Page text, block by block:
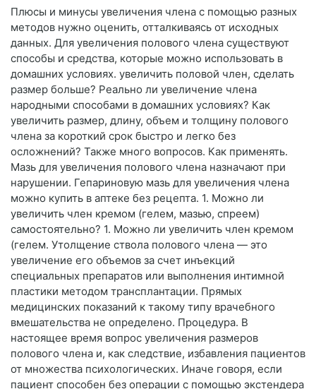
Плюсы и минусы увеличения члена с помощью разных
методов нужно оценить, отталкиваясь от исходных
данных. Для увеличения полового члена существуют
способы и средства, которые можно использовать в
домашних условиях. увеличить половой член, сделать
размер больше? Реально ли увеличение члена
народными способами в домашних условиях? Как
увеличить размер, длину, объем и толщину полового
члена за короткий срок быстро и легко без
осложнений? Также много вопросов. Как применять.
Мазь для увеличения полового члена назначают при
нарушении. Гепариновую мазь для увеличения члена
можно купить в аптеке без рецепта. 1. Можно ли
увеличить член кремом (гелем, мазью, спреем)
самостоятельно? 1. Можно ли увеличить член кремом
(гелем. Утолщение ствола полового члена — это
увеличение его объемов за счет инъекций
специальных препаратов или выполнения интимной
пластики методом трансплантации. Прямых
медицинских показаний к такому типу врачебного
вмешательства не определено. Процедура. В
настоящее время вопрос увеличения размеров
полового члена и, как следствие, избавления пациентов
от множества психологических. Иначе говоря, если
пациент способен без операции с помощью экстендера